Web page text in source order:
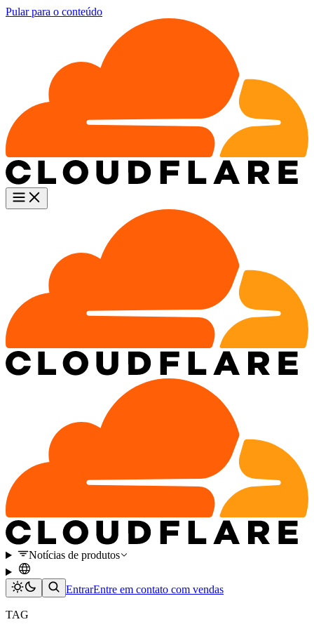
Pular para o conteúdo
Notícias de produtos
EntrarEntre em contato com vendas
TAG